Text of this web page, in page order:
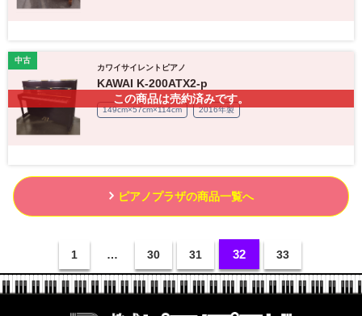
この商品は売約済みです。
中古
カワイサイレントピアノ
KAWAI K-200ATX2-p
149cm×57cm×114cm 2016年製
ピアノプラザの商品一覧へ
1 … 30 31 32 33